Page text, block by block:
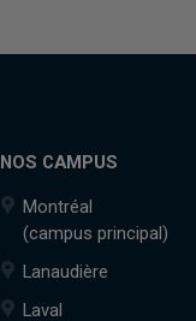
NOS CAMPUS
Montréal
(campus principal)
Lanaudière
Laval